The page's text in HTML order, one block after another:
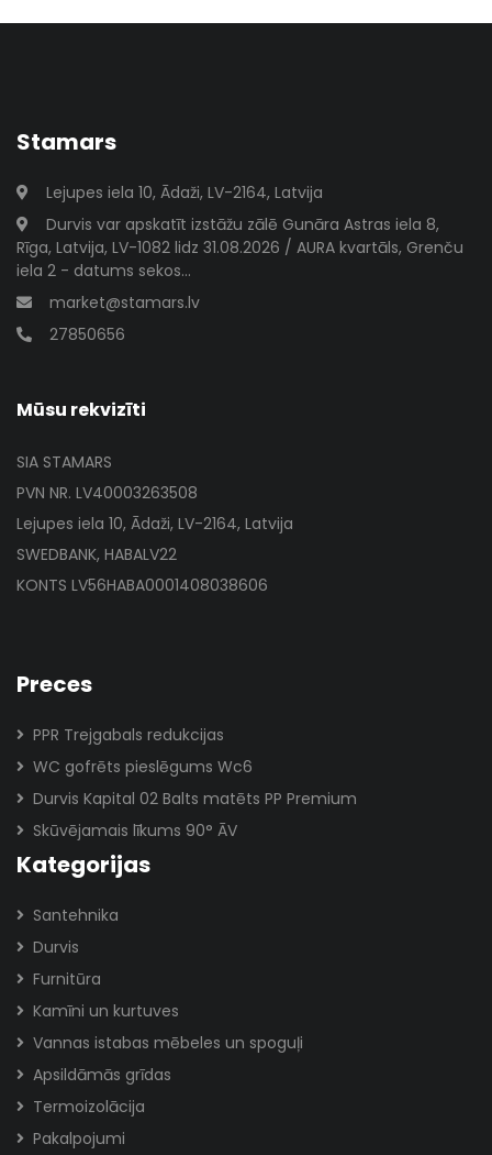
Stamars
Lejupes iela 10, Ādaži, LV-2164, Latvija
Durvis var apskatīt izstāžu zālē Gunāra Astras iela 8,
Rīga, Latvija, LV-1082 lidz 31.08.2026 / AURA kvartāls, Grenču
iela 2 - datums sekos...
market@stamars.lv
27850656
Mūsu rekvizīti
SIA STAMARS
PVN NR. LV40003263508
Lejupes iela 10, Ādaži, LV-2164, Latvija
SWEDBANK, HABALV22
KONTS LV56HABA0001408038606
Preces
PPR Trejgabals redukcijas
WC gofrēts pieslēgums Wc6
Durvis Kapital 02 Balts matēts PP Premium
Skūvējamais līkums 90° ĀV
Kategorijas
Santehnika
Durvis
Furnitūra
Kamīni un kurtuves
Vannas istabas mēbeles un spoguļi
Apsildāmās grīdas
Termoizolācija
Pakalpojumi